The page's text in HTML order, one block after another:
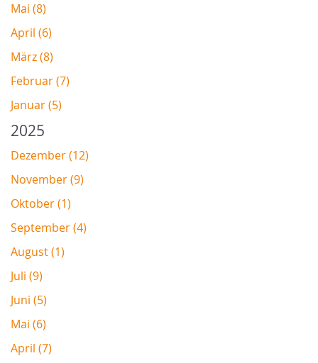
Mai (8)
April (6)
März (8)
Februar (7)
Januar (5)
2025
Dezember (12)
November (9)
Oktober (1)
September (4)
August (1)
Juli (9)
Juni (5)
Mai (6)
April (7)